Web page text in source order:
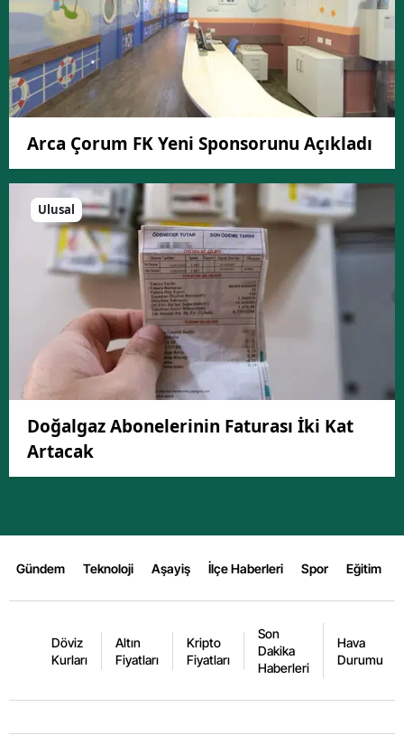
Arca Çorum FK Yeni Sponsorunu Açıkladı
Ulusal
Doğalgaz Abonelerinin Faturası İki Kat
Artacak
Gündem Teknoloji Aşayiş İlçe Haberleri Spor Eğitim
Döviz
Kurları
Altın
Fiyatları
Kripto
Fiyatları
Son
Dakika
Haberleri
Hava
Durumu